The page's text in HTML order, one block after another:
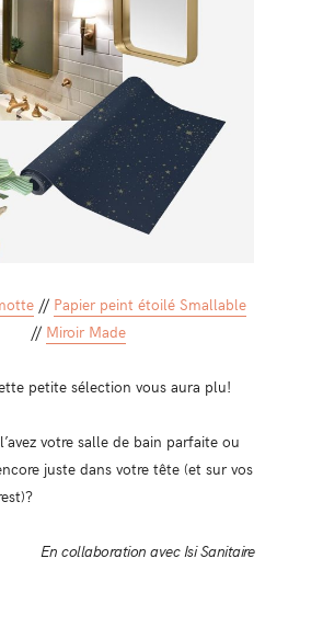
// Papier peint étoilé Smallable
// Miroir Made
petite sélection vous aura plu!
votre salle de bain parfaite ou
juste dans votre tête (et sur vos
En collaboration avec Isi Sanitaire